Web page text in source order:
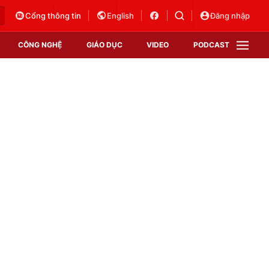
Cổng thông tin English Đăng nhập
CÔNG NGHỆ GIÁO DỤC VIDEO PODCAST